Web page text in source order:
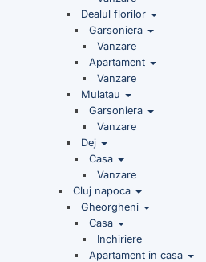
Dealul florilor
Garsoniera
Vanzare
Apartament
Vanzare
Mulatau
Garsoniera
Vanzare
Dej
Casa
Vanzare
Cluj napoca
Gheorgheni
Casa
Inchiriere
Apartament in casa